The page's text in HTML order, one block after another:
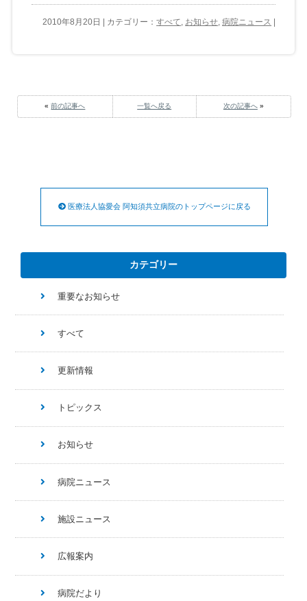
2010年8月20日 | カテゴリー：すべて, お知らせ,病院ニュース
«前の記事へ 一覧へ戻る 次の記事へ»
医療法人協愛会 阿知須共立病院のトップページに戻る
カテゴリー
重要なお知らせ
すべて
更新情報
トピックス
お知らせ
病院ニュース
施設ニュース
広報案内
病院だより